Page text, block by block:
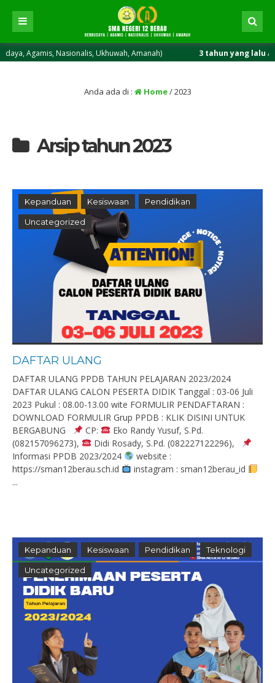
Ukhuwah, Amanah) 3 tahun yang lalu/ SMA Maju
Anda ada di : Home/2023
Arsip tahun 2023
Kepanduan Kesiswaan Pendidikan
Uncategorized
DAFTAR ULANG
DAFTAR ULANG PPDB TAHUN PELAJARAN 2023/2024
DAFTAR ULANG CALON PESERTA DIDIK Tanggal : 03-06 Juli
2023 Pukul : 08.00-13.00 wite FORMULIR PENDAFTARAN :
DOWNLOAD FORMULIR Grup PPDB : KLIK DISINI UNTUK
BERGABUNG
CP:
Eko Randy Yusuf, S.Pd.
(082157096273),
Didi Rosady, S.Pd. (082227122296),
Informasi PPDB 2023/2024
website :
https://sman12berau.sch.id
instagram : sman12berau_id
...
Kepanduan Kesiswaan Pendidikan Teknologi
Uncategorized